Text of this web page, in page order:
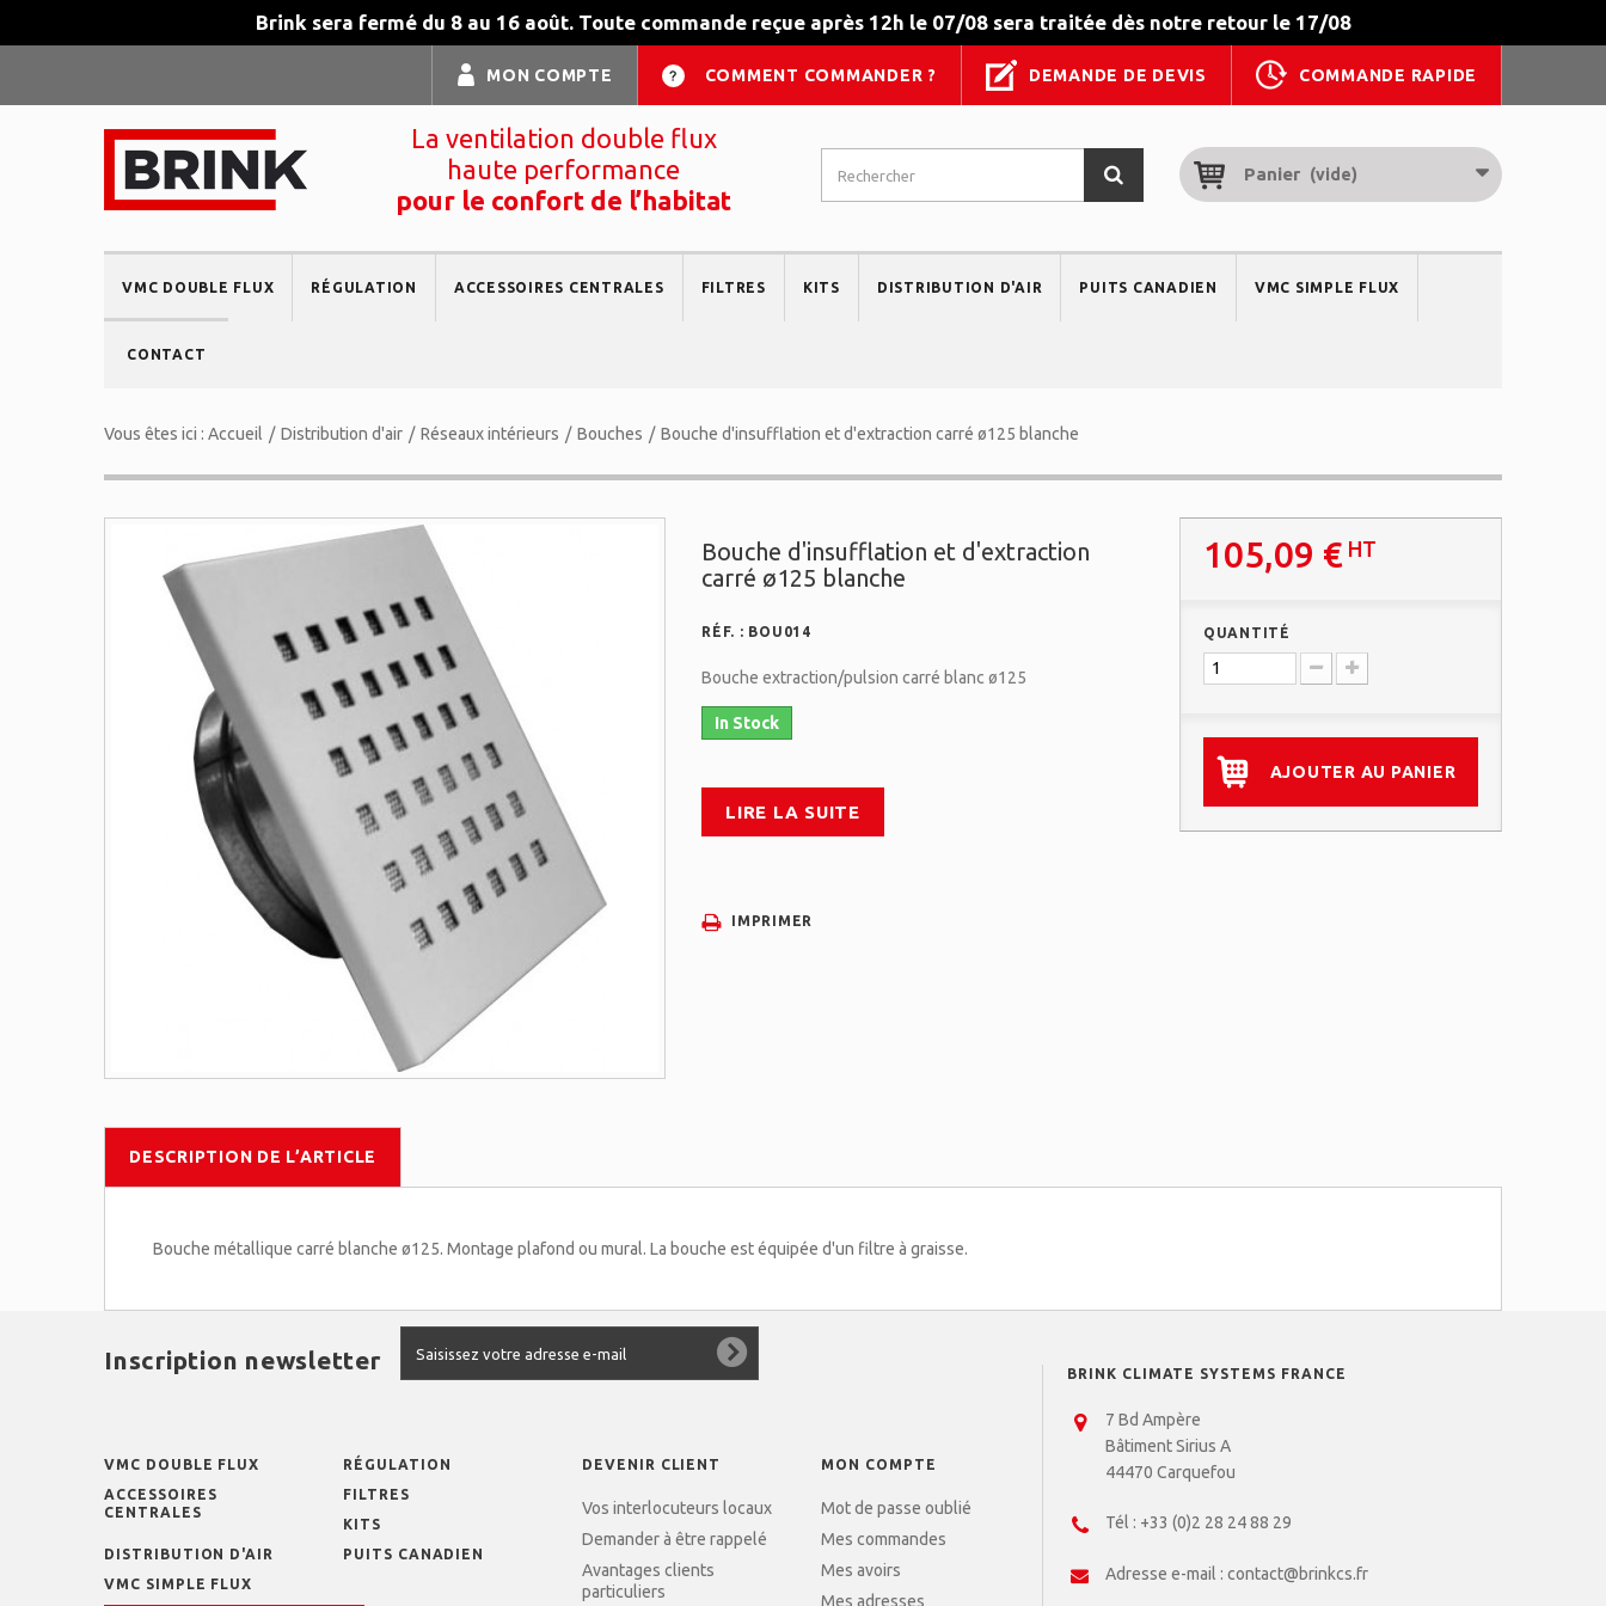
Brink sera fermé du 8 au 16 août. Toute commande reçue après 12h le 07/08 sera traitée dès notre retour le 17/08
COMMANDE RAPIDE
DEMANDE DE DEVIS
COMMENT COMMANDER ?
MON COMPTE
La ventilation double flux
haute performance
pour le confort de l’habitat
Panier (vide)
VMC DOUBLE FLUX RÉGULATION ACCESSOIRES CENTRALES FILTRES KITS DISTRIBUTION D'AIR PUITS CANADIEN VMC SIMPLE FLUX
CONTACT
Vous êtes ici : Accueil / Distribution d'air / Réseaux intérieurs / Bouches / Bouche d'insufflation et d'extraction carré ø125 blanche
Bouche d'insufflation et d'extraction
carré ø125 blanche
RÉF. : BOU014
Bouche extraction/pulsion carré blanc ø125
In Stock
LIRE LA SUITE
IMPRIMER
105,09 € HT
QUANTITÉ
AJOUTER AU PANIER
DESCRIPTION DE L’ARTICLE
Bouche métallique carré blanche ø125. Montage plafond ou mural. La bouche est équipée d'un filtre à graisse.
BRINK CLIMATE SYSTEMS FRANCE
7 Bd Ampère
Bâtiment Sirius A
44470 Carquefou
Tél : +33 (0)2 28 24 88 29
Adresse e-mail :contact@brinkcs.fr
Inscription newsletter
VMC DOUBLE FLUX
RÉGULATION
ACCESSOIRES
CENTRALES
FILTRES
KITS
DISTRIBUTION D'AIR
PUITS CANADIEN
VMC SIMPLE FLUX
DEVENIR CLIENT
Vos interlocuteurs locaux
Demander à être rappelé
Avantages clients
particuliers
MON COMPTE
Mot de passe oublié
Mes commandes
Mes avoirs
Mes adresses